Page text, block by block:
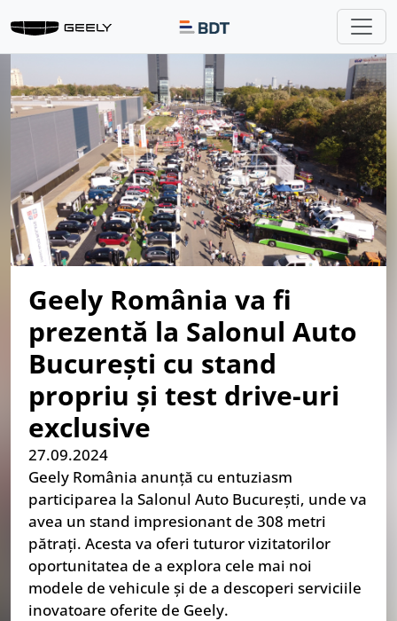
Geely România va fi
prezentă la Salonul Auto
București cu stand
propriu și test drive-uri
exclusive
27.09.2024
Geely România anunță cu entuziasm
participarea la Salonul Auto București, unde va
avea un stand impresionant de 308 metri
pătrați. Acesta va oferi tuturor vizitatorilor
oportunitatea de a explora cele mai noi
modele de vehicule și de a descoperi serviciile
inovatoare oferite de Geely.